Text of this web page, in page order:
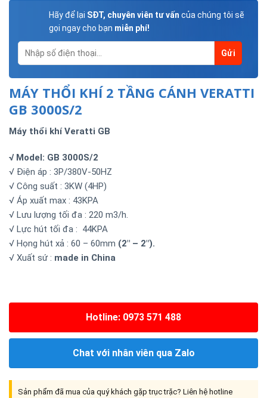
Hãy để lại SĐT, chuyên viên tư vấn của chúng tôi sẽ
gọi ngay cho bạn miễn phí!
MÁY THỔI KHÍ 2 TẦNG CÁNH VERATTI
GB 3000S/2
Máy thổi khí Veratti GB
√ Model: GB 3000S/2
√ Điện áp : 3P/380V-50HZ
√ Công suất : 3KW (4HP)
√ Áp xuất max : 43KPA
√ Lưu lượng tối đa : 220 m3/h.
√ Lực hút tối đa : 44KPA
√ Họng hút xả : 60 – 60mm (2″ – 2″).
√ Xuất sứ : made in China
Hotline: 0973 571 488
Chat với nhân viên qua Zalo
Sản phẩm đã mua của quý khách gặp trục trặc? Liên hệ hotline